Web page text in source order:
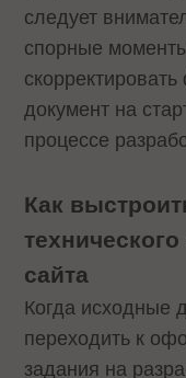
следует
спорные
документ на
процессе
Как
сайта
Когда исходные
переходить к
задания на